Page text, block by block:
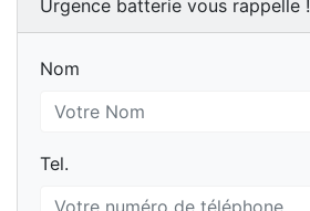
Urgence batterie vous rappelle !
Nom
Nom
Tel.
Tel.